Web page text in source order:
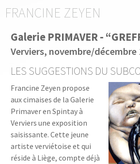
FRANCINE ZEYEN
Galerie PRIMAVER -
Verviers, novembre/décembre
LES SUGGESTIONS DU
Francine Zeyen propose
aux cimaises de la Galerie
Primaver en Spintay à
Verviers une exposition
saisissante. Cette jeune
artiste verviétoise et qui
réside à Liège, compte déjà